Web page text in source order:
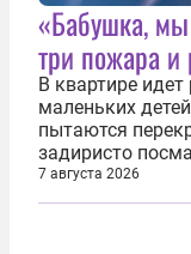
«Бабушка,
три пожара и
В квартире
маленьких
пытаются
задиристо
им замечание,
сердится
7 августа 2026